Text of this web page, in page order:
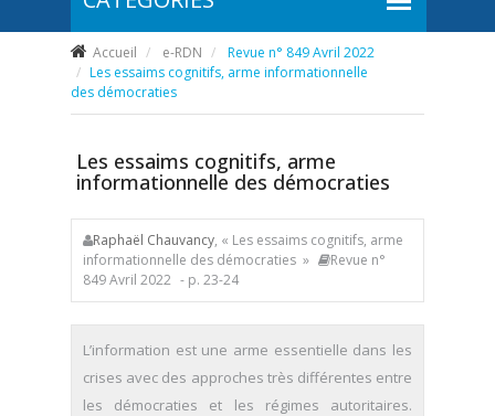
Accueil e-RDN
Revue n° 849 Avril 2022
Les essaims cognitifs, arme informationnelle
des démocraties
Les essaims cognitifs, arme
informationnelle des démocraties
Raphaël Chauvancy, « Les essaims cognitifs, arme
informationnelle des démocraties »
Revue n°
849 Avril 2022 - p. 23-24
L’information est une arme essentielle dans les
crises avec des approches très différentes entre
les démocraties et les régimes autoritaires.